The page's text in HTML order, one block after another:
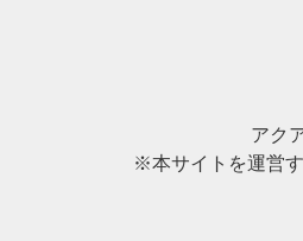
アク
※本サイトを運営